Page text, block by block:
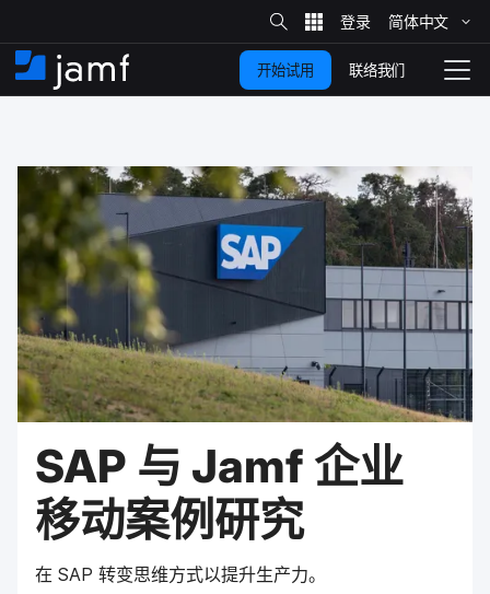
​
至
​
​
站
​内
​搜
索
简体​中文
首
​
拨
动
开始试用 联络我们
SAP 与 Jamf 企业​
移动​案例​研究
在 SAP转变思维方式​以​提升​生产力。